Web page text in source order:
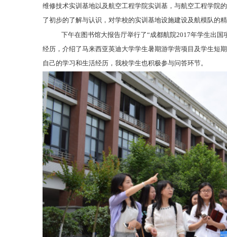
维修技术实训基地以及航空工程学院实训基，与航空工程学院
了初步的了解与认识，对学校的实训基地设施建设及航模队的
下午在图书馆大报告厅举行了“成都航院2017年学生出国
经历，介绍了马来西亚英迪大学学生暑期游学营项目及学生短
自己的学习和生活经历，我校学生也积极参与问答环节。